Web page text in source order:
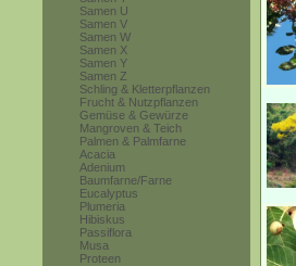
Samen U
Samen V
Samen W
Samen X
Samen Y
Samen Z
Schling & Kletterpflanzen
Frucht & Nutzpflanzen
Gemüse & Gewürze
Mangroven & Teich
Palmen & Palmfarne
Acacia
Adenium
Baumfarne/Farne
Eucalyptus
Plumeria
Hibiskus
Passiflora
Musa
Proteen